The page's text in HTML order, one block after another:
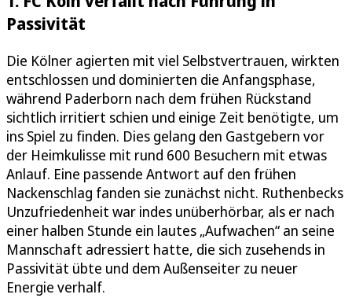
Passivität
Die Kölner agierten mit viel Selbstvertrauen, wirkten
entschlossen und dominierten die Anfangsphase,
während Paderborn nach dem frühen Rückstand
sichtlich irritiert schien und einige Zeit benötigte, um
ins Spiel zu finden. Dies gelang den Gastgebern vor
der Heimkulisse mit rund 600 Besuchern mit etwas
Anlauf. Eine passende Antwort auf den frühen
Nackenschlag fanden sie zunächst nicht. Ruthenbecks
Unzufriedenheit war indes unüberhörbar, als er nach
einer halben Stunde ein lautes „Aufwachen“ an seine
Mannschaft adressiert hatte, die sich zusehends in
Passivität übte und dem Außenseiter zu neuer
Energie verhalf.